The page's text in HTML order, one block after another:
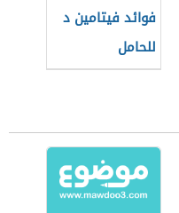
فوائد فيتامين د
للحامل